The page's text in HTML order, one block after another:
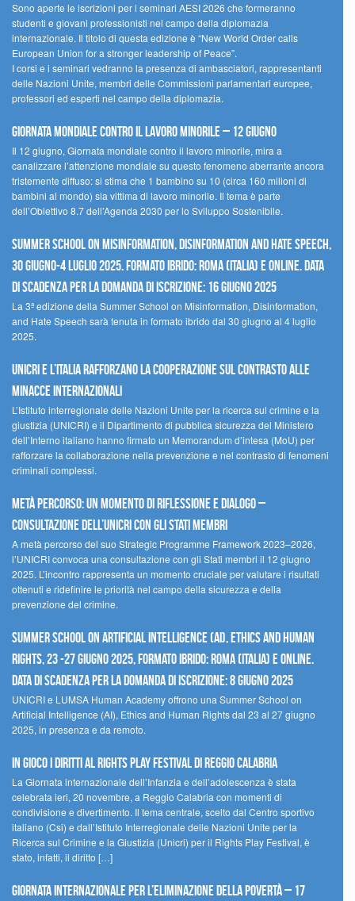
Sono aperte le iscrizioni per i seminari AESI 2026 che formeranno
studenti e giovani professionisti nel campo della diplomazia
internazionale. Il titolo di questa edizione è “New World Order calls
European Union for a stronger leadership of Peace”.
I corsi e i seminari vedranno la presenza di ambasciatori, rappresentanti
delle Nazioni Unite, membri delle Commissioni parlamentari europee,
professori ed esperti nel campo della diplomazia.
Giornata mondiale contro il lavoro minorile – 12 giugno
Il 12 giugno, Giornata mondiale contro il lavoro minorile, mira a
canalizzare l’attenzione mondiale su questo fenomeno aberrante ancora
tristemente diffuso: si stima che 1 bambino su 10 (circa 160 milioni di
bambini al mondo) sia vittima di lavoro minorile. Il tema è parte
dell’Obiettivo 8.7 dell’Agenda 2030 per lo Sviluppo Sostenibile.
Summer School on Misinformation, Disinformation and Hate Speech,
30 giugno-4 luglio 2025. Formato ibrido: Roma (Italia) e online. Data
di scadenza per la domanda di iscrizione: 16 giugno 2025
La 3ª edizione della Summer School on Misinformation, Disinformation,
and Hate Speech sarà tenuta in formato ibrido dal 30 giugno al 4 luglio
2025.
UNICRI e l’Italia rafforzano la cooperazione sul contrasto alle
minacce internazionali
L’Istituto interregionale delle Nazioni Unite per la ricerca sul crimine e la
giustizia (UNICRI) e il Dipartimento di pubblica sicurezza del Ministero
dell’Interno italiano hanno firmato un Memorandum d’intesa (MoU) per
rafforzare la collaborazione nella prevenzione e nel contrasto di fenomeni
criminali complessi.
Metà percorso: un momento di riflessione e dialogo –
Consultazione dell’UNICRI con gli Stati membri
A metà percorso del suo Strategic Programme Framework 2023–2026,
l’UNICRI convoca una consultazione con gli Stati membri il 12 giugno
2025. L’incontro rappresenta un momento cruciale per valutare i risultati
ottenuti e ridefinire le priorità nel campo della sicurezza e della
prevenzione del crimine.
Summer School on Artificial Intelligence (AI), Ethics and Human
Rights, 23 -27 giugno 2025, Formato Ibrido: Roma (Italia) e online.
Data di scadenza per la domanda di iscrizione: 8 giugno 2025
UNICRI e LUMSA Human Academy offrono una Summer School on
Artificial Intelligence (AI), Ethics and Human Rights dal 23 al 27 giugno
2025, in presenza e da remoto.
In gioco i diritti al Rights Play Festival di Reggio Calabria
La Giornata internazionale dell’Infanzia e dell’adolescenza è stata
celebrata ieri, 20 novembre, a Reggio Calabria con momenti di
condivisione e divertimento. Il tema centrale, scelto dal Centro sportivo
italiano (Csi) e dall’Istituto Interregionale delle Nazioni Unite per la
Ricerca sul Crimine e la Giustizia (Unicri) per il Rights Play Festival, è
stato, infatti, il diritto […]
Giornata internazionale per l’eliminazione della povertà – 17